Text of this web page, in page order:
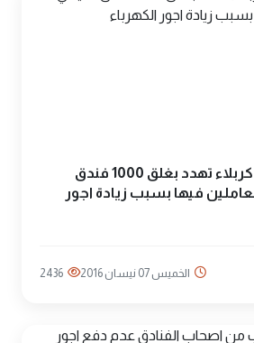
رابطة الفنادق في كربلاء تهدد بغلق 1000 فندق
فيها بسبب زيادة اجور
الخميس 07 نيسان 2016 2436